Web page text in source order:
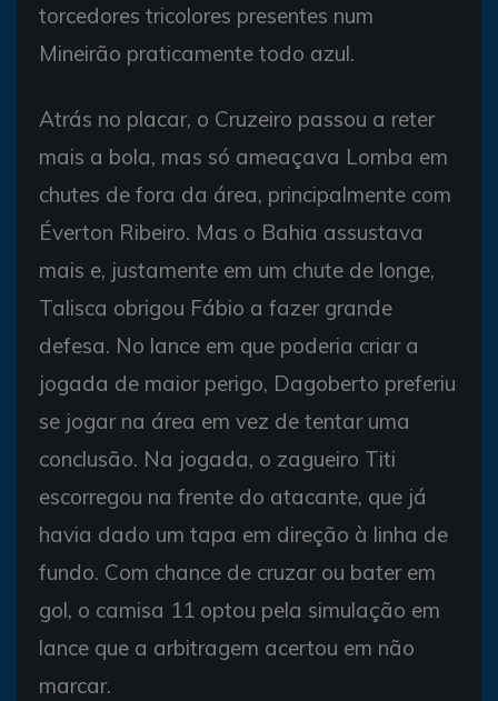
torcedores tricolores presentes num
Mineirão praticamente todo azul.
Atrás no placar, o Cruzeiro passou a reter
mais a bola, mas só ameaçava Lomba em
chutes de fora da área, principalmente com
Éverton Ribeiro. Mas o Bahia assustava
mais e, justamente em um chute de longe,
Talisca obrigou Fábio a fazer grande
defesa. No lance em que poderia criar a
jogada de maior perigo, Dagoberto preferiu
se jogar na área em vez de tentar uma
conclusão. Na jogada, o zagueiro Titi
escorregou na frente do atacante, que já
havia dado um tapa em direção à linha de
fundo. Com chance de cruzar ou bater em
gol, o camisa 11 optou pela simulação em
lance que a arbitragem acertou em não
marcar.